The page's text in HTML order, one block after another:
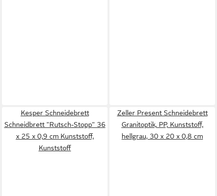
Kesper Schneidebrett
Schneidbrett "Rutsch-Stopp" 36
x 25 x 0,9 cm Kunststoff,
Kunststoff
Zeller Present Schneidebrett
Granitoptik, PP, Kunststoff,
hellgrau, 30 x 20 x 0,8 cm